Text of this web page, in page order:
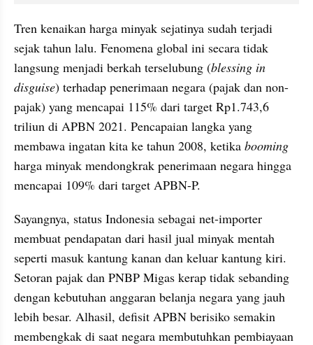
Tren kenaikan harga minyak sejatinya sudah terjadi
sejak tahun lalu. Fenomena global ini secara tidak
langsung menjadi berkah terselubung (blessing in
disguise) terhadap penerimaan negara (pajak dan non-
pajak) yang mencapai 115% dari target Rp1.743,6
triliun di APBN 2021. Pencapaian langka yang
membawa ingatan kita ke tahun 2008, ketika booming
harga minyak mendongkrak penerimaan negara hingga
mencapai 109% dari target APBN-P.
Sayangnya, status Indonesia sebagai net-importer
membuat pendapatan dari hasil jual minyak mentah
seperti masuk kantung kanan dan keluar kantung kiri.
Setoran pajak dan PNBP Migas kerap tidak sebanding
dengan kebutuhan anggaran belanja negara yang jauh
lebih besar. Alhasil, defisit APBN berisiko semakin
membengkak di saat negara membutuhkan pembiayaan